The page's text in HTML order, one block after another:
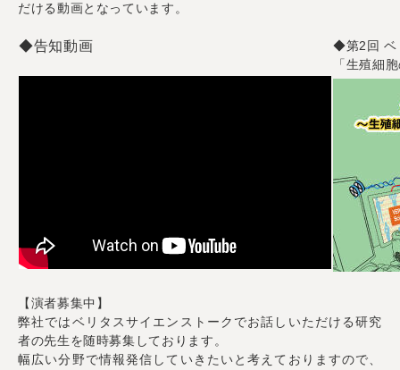
だける動画となっています。
◆告知動画
◆第2回 ベ
「生殖細
【演者募集中】
弊社ではベリタスサイエンストークでお話しいただける研究
者の先生を随時募集しております。
幅広い分野で情報発信していきたいと考えておりますので、